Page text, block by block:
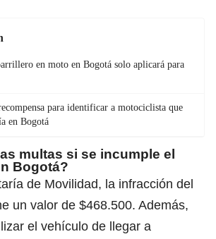
en moto en Bogotá solo aplicará para
para identificar a motociclista que
en Bogotá
multas si se incumple el
Bogotá?
de Movilidad, la infracción del
un valor de $468.500. Además,
el vehículo de llegar a